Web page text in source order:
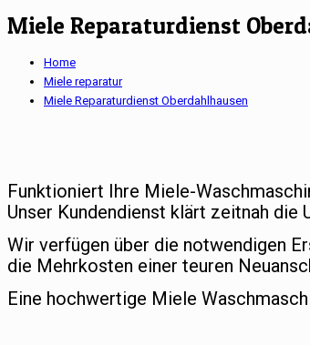
Miele Reparaturdienst
Home
Miele reparatur
Miele Reparaturdienst Oberdahlhausen
Funktioniert Ihre Miele-
Unser Kundendienst klärt zeitnah
Wir verfügen über die notwendigen
die Mehrkosten einer teuren
Eine hochwertige Miele